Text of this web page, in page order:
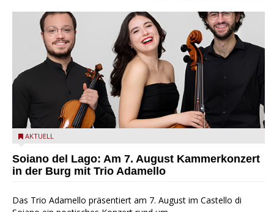
Trio Adamello
AKTUELL
Soiano del Lago: Am 7. August Kammerkonzert
in der Burg mit Trio Adamello
Das Trio Adamello präsentiert am 7. August im Castello di